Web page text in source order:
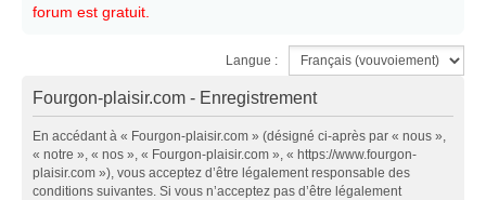
forum est gratuit.
Langue :
Fourgon-plaisir.com - Enregistrement
En accédant à « Fourgon-plaisir.com » (désigné ci-après par « nous »,
« notre », « nos », « Fourgon-plaisir.com », « https://www.fourgon-
plaisir.com »), vous acceptez d’être légalement responsable des
conditions suivantes. Si vous n’acceptez pas d’être légalement